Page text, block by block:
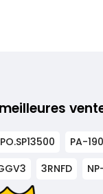
PA-
3RNFD